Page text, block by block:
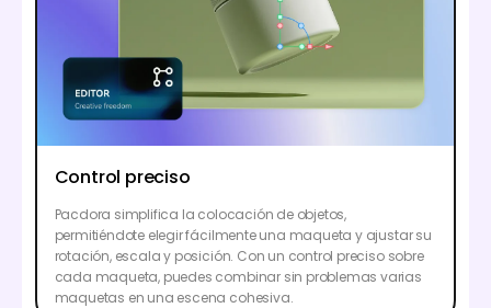
Control preciso
Pacdora simplifica la colocación de objetos,
permitiéndote elegir fácilmente una maqueta y ajustar su
rotación, escala y posición. Con un control preciso sobre
cada maqueta, puedes combinar sin problemas varias
maquetas en una escena cohesiva.